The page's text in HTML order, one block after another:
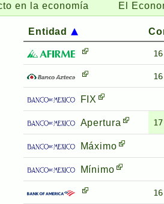
economía El Economista:
Entidad
FIX
Apertura
Máximo
Mínimo